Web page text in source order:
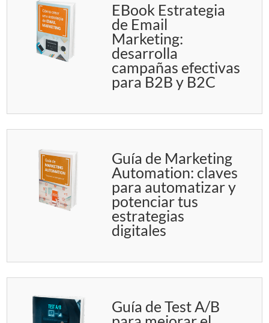
EBook Estrategia
de Email
Marketing:
desarrolla
campañas efectivas
para B2B y B2C
Guía de Marketing
Automation: claves
para automatizar y
potenciar tus
estrategias
digitales
Guía de Test A/B